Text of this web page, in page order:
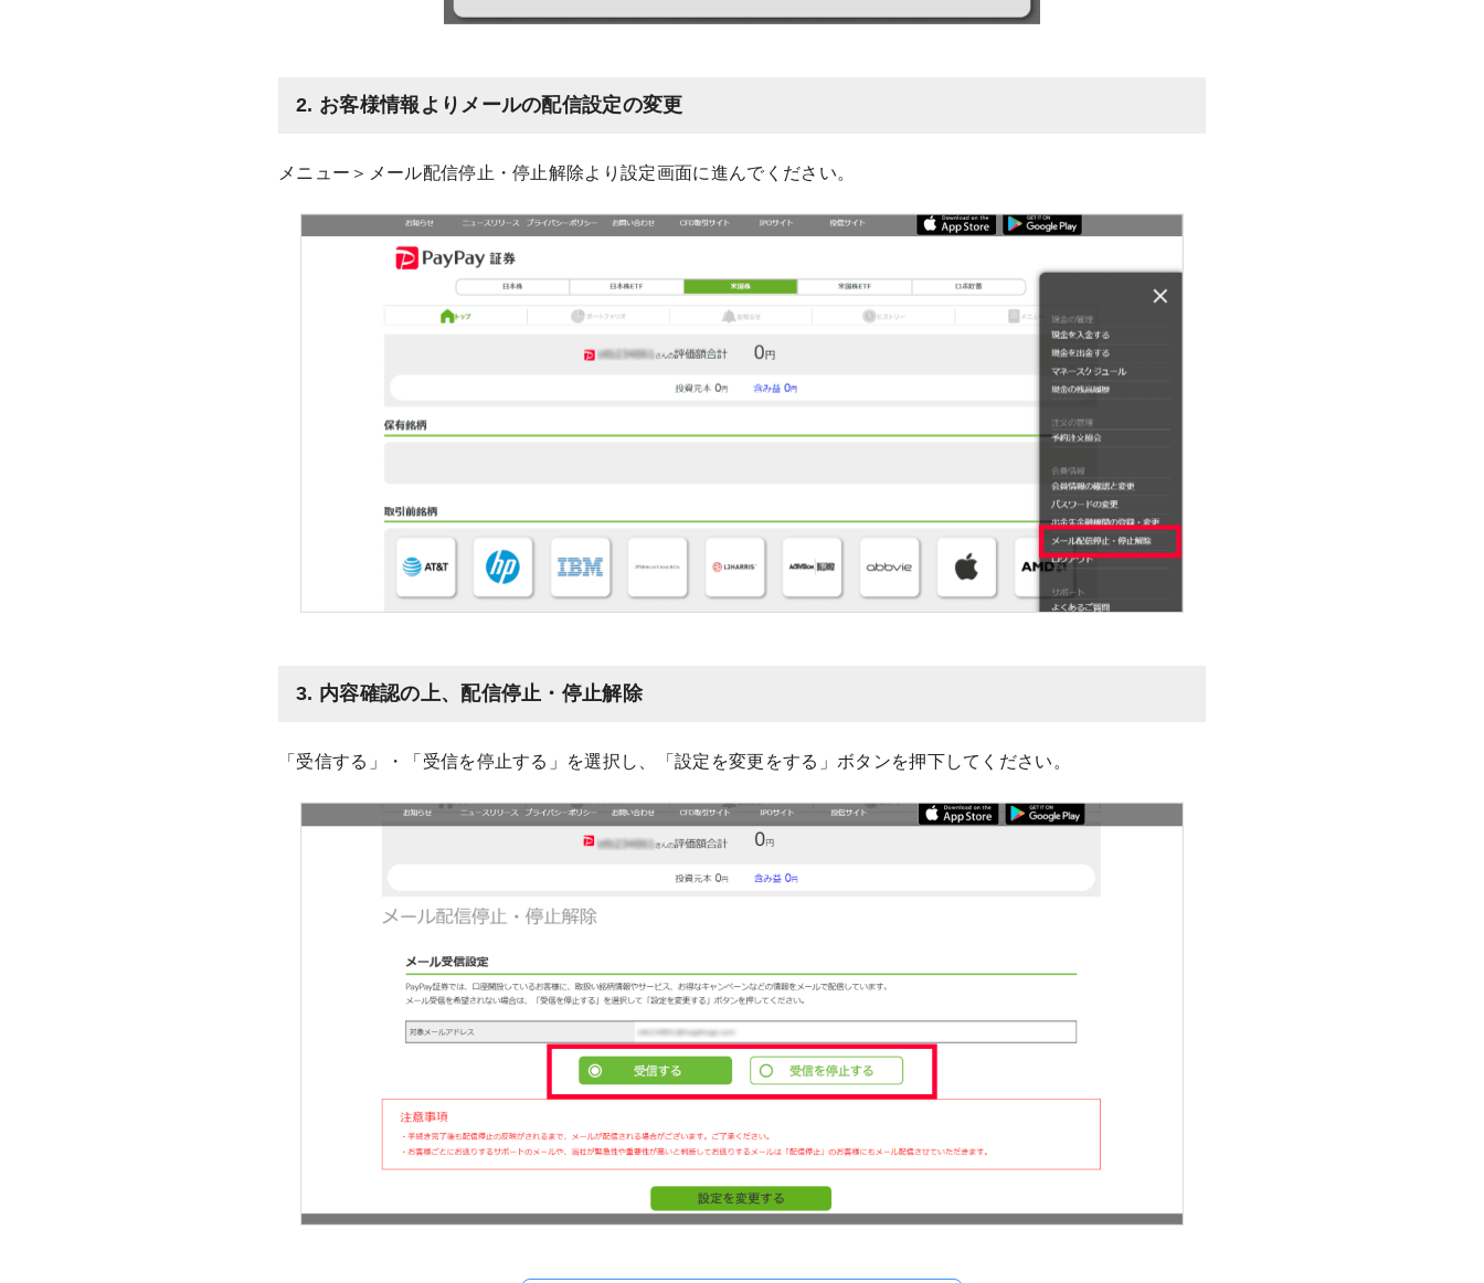
2. お客様情報よりメールの配信設定の変更
メニュー＞メール配信停止・停止解除より設定画面に進んでください。
3. 内容確認の上、配信停止・停止解除
「受信する」・「受信を停止する」を選択し、「設定を変更をする」ボタンを押下してください。